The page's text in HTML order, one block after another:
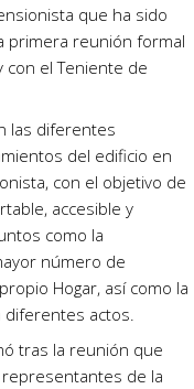
que ha sido
primera reunión formal
con el Teniente de
las diferentes
del edificio en
con el objetivo de
accesible y
como la
número de
Hogar, así como la
actos.
tras la reunión que
de la